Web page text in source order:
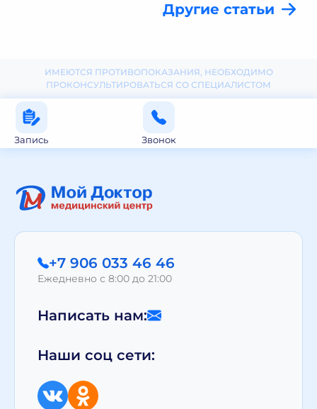
Другие статьи
ИМЕЮТСЯ ПРОТИВОПОКАЗАНИЯ, НЕОБХОДИМО
ПРОКОНСУЛЬТИРОВАТЬСЯ СО СПЕЦИАЛИСТОМ
Запись Звонок
+7 906 033 46 46
Ежедневно с 8:00 до 21:00
Написать нам:
Наши соц сети: